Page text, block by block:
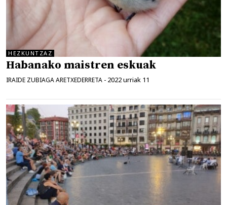
HEZKUNTZAZ
Habanako maistren eskuak
IRAIDE ZUBIAGA ARETXEDERRETA - 2022 urriak 11